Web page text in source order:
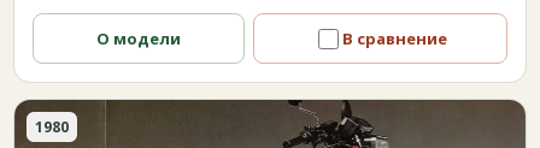
О модели В сравнение
1980